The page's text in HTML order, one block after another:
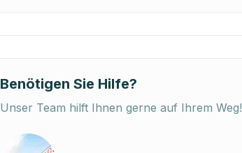
Benötigen Sie Hilfe?
Unser Team hilft Ihnen gerne auf Ihrem Weg!